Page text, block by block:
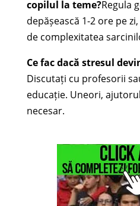
copilul la teme?Regula
depășească 1-2 ore pe
de complexitatea
Ce fac dacă stresul
Discutați cu profesorii
educație. Uneori,
necesar.